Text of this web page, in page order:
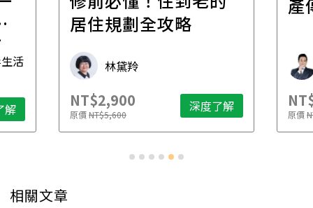
活
解
居住規劃全攻略
林黛羚
NT$2,900
原價NT$5,600 深度了解
產
原價
相關文章